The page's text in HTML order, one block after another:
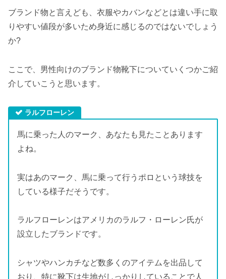
ブランド物と言えども、衣服やカバンなどとは違い手に取
りやすい値段が多いため身近に感じるのではないでしょう
か?
ここで、男性向けのブランド物靴下についていくつかご紹
介していこうと思います。
ラルフローレン
馬に乗った人のマーク、あなたも見たことあります
よね。
実はあのマーク、馬に乗って行うポロという球技を
している様子だそうです。
ラルフローレンはアメリカのラルフ・ローレン氏が
設立したブランドです。
シャツやハンカチなど数多くのアイテムを出品して
おり、特に靴下は生地がしっかりしていることで人